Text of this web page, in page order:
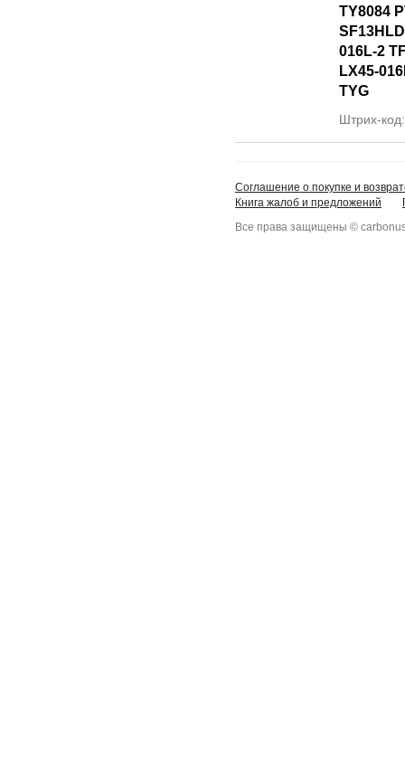
TY8084
016L-2
LX45-
TYG
Штрих-
Соглашение о покупке и
Книга жалоб и предложений
Все права защищены ©